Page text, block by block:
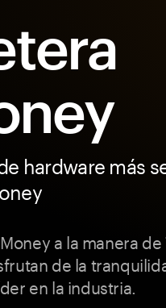
hardware más
a la manera
de la
en la industria.